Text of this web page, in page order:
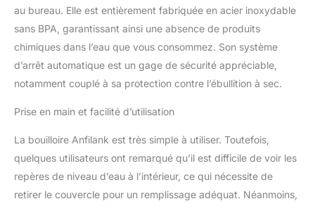
tout autre aliment
nécessitant de l'eau
chaude. Zone d'ébullition
rapide : les marques
horizontales brillantes à
l'intérieur de la bouilloire
tasse d'ébullition ultra
tasse d'eau en 60
secondes. Acier
inoxydable de qualité
alimentaire pour eau pure
: la bouilloire électrique
au bureau. Elle est entièrement fabriquée en acier inoxydable
sans BPA, garantissant ainsi une absence de produits
chimiques dans l’eau que vous consommez. Son système
d’arrêt automatique est un gage de sécurité appréciable,
notamment couplé à sa protection contre l’ébullition à sec.
Prise en main et facilité d’utilisation
La bouilloire Anfilank est très simple à utiliser. Toutefois,
quelques utilisateurs ont remarqué qu’il est difficile de voir les
repères de niveau d’eau à l’intérieur, ce qui nécessite de
retirer le couvercle pour un remplissage adéquat. Néanmoins,